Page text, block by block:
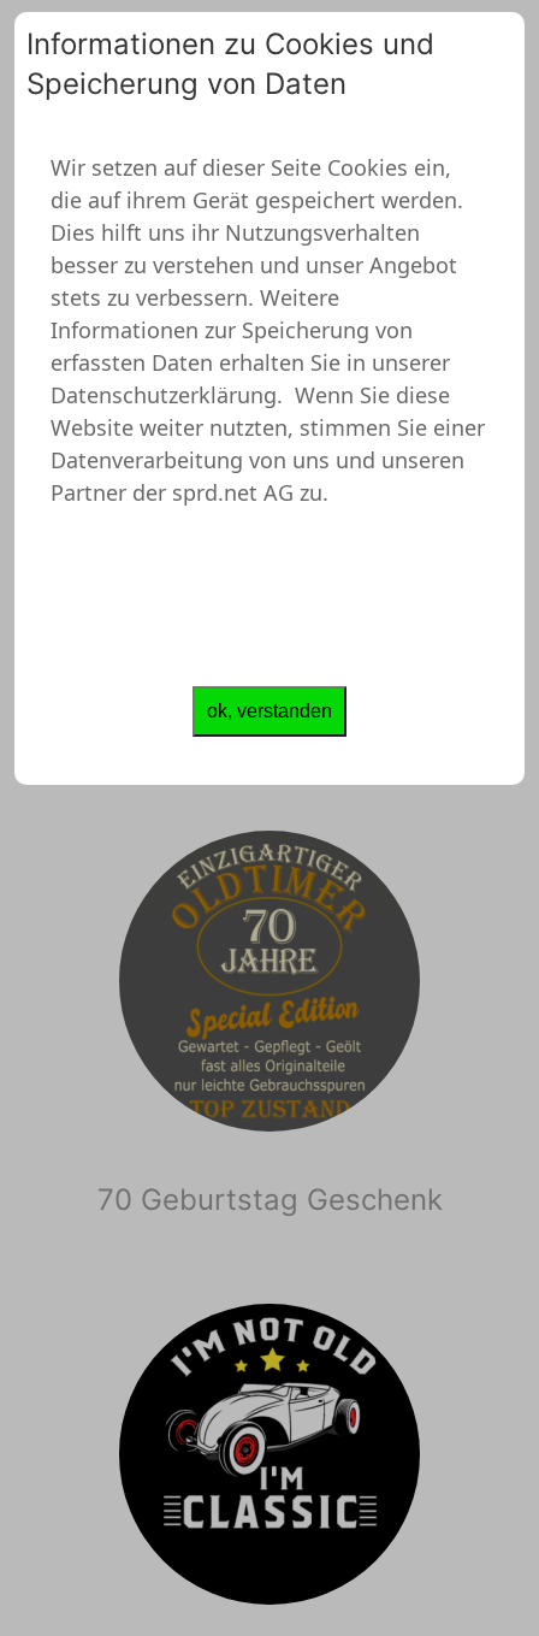
Beste Freunde Geschenke
70 Geburtstag Geschenk
Informationen zu Cookies und
Speicherung von Daten
Wir setzen auf dieser Seite Cookies ein,
die auf ihrem Gerät gespeichert werden.
Dies hilft uns ihr Nutzungsverhalten
besser zu verstehen und unser Angebot
stets zu verbessern. Weitere
Informationen zur Speicherung von
erfassten Daten erhalten Sie in unserer
Datenschutzerklärung. Wenn Sie diese
Website weiter nutzten, stimmen Sie einer
Datenverarbeitung von uns und unseren
Partner der sprd.net AG zu.
ok, verstanden